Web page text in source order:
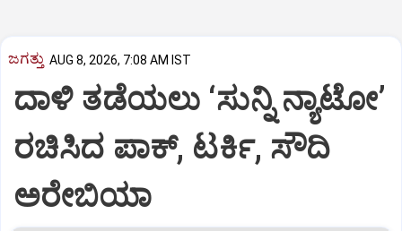
ಜಗತ್ತು AUG 8, 2026, 7:08 AM IST
ದಾಳಿ ತಡೆಯಲು ‘ಸುನ್ನಿ ನ್ಯಾಟೋ’
ರಚಿಸಿದ ಪಾಕ್‌, ಟರ್ಕಿ, ಸೌದಿ
ಅರೇಬಿಯಾ